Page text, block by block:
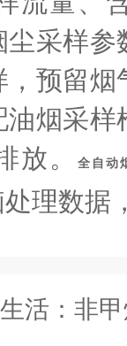
采样
预留
烟采
放。
全自动
理数据
：非甲烷